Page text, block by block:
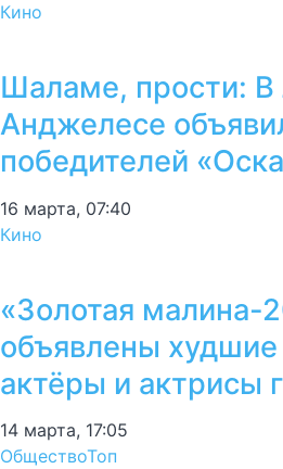
Кино
Шаламе, прости: В
Анджелесе
победителей
16 марта, 07:40
Кино
«Золотая малина-
объявлены
актёры и актрисы
14 марта, 17:05
ОбществоТоп